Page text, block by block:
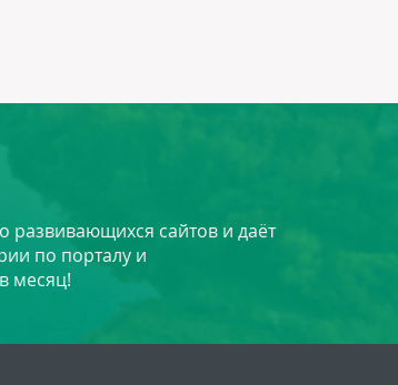
развивающихся сайтов и даёт
по порталу и
месяц!